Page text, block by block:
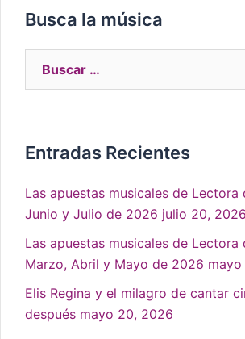
Busca la música
Entradas Recientes
Las apuestas musicales de Lectora
Junio y Julio de 2026 julio 20, 2026
Las apuestas musicales de Lectora
Marzo, Abril y Mayo de 2026
Elis Regina y el milagro de cantar
después mayo 20, 2026